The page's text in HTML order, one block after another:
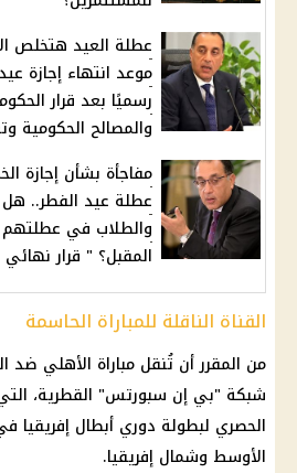
عطلة العيد هتخلص
رسميًا بعد قرار
والمصالح الحكومية
مفاجأة بشأن إجازة
عطلة عيد الفطر..
والطلاب في عطلتهم
المقبل؟ " قرار
القناة الناقلة للمباراة الحاسمة
من المقرر أن تُنقل مباراة الأهلي ضد
شبكة "بي إن سبورتس" القطرية،
الحصري لبطولة دوري أبطال
الأوسط وشمال إفريقيا.